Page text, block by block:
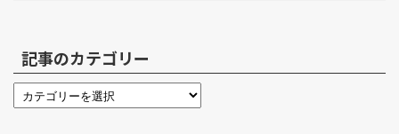
記事のカテゴリー